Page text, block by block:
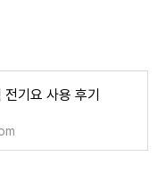
기요 사용 후기